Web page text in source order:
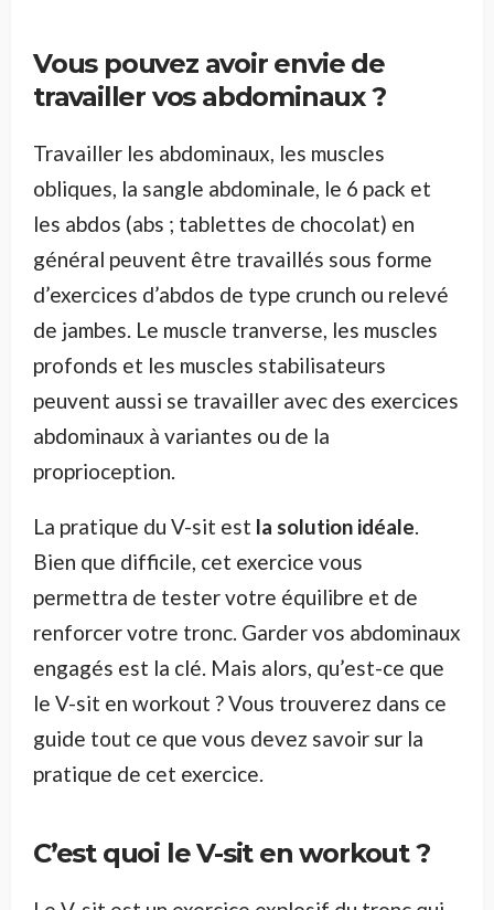
Vous pouvez avoir envie de
travailler vos abdominaux ?
Travailler les abdominaux, les muscles
obliques, la sangle abdominale, le 6 pack et
les abdos (abs ; tablettes de chocolat) en
général peuvent être travaillés sous forme
d’exercices d’abdos de type crunch ou relevé
de jambes. Le muscle tranverse, les muscles
profonds et les muscles stabilisateurs
peuvent aussi se travailler avec des exercices
abdominaux à variantes ou de la
proprioception.
La pratique du V-sit est la solution idéale
Bien que difficile, cet exercice vous
permettra de tester votre équilibre et de
renforcer votre tronc. Garder vos abdominaux
engagés est la clé. Mais alors, qu’est-ce que
le V-sit en workout ? Vous trouverez dans ce
guide tout ce que vous devez savoir sur la
pratique de cet exercice.
C’est quoi le V-sit en workout ?